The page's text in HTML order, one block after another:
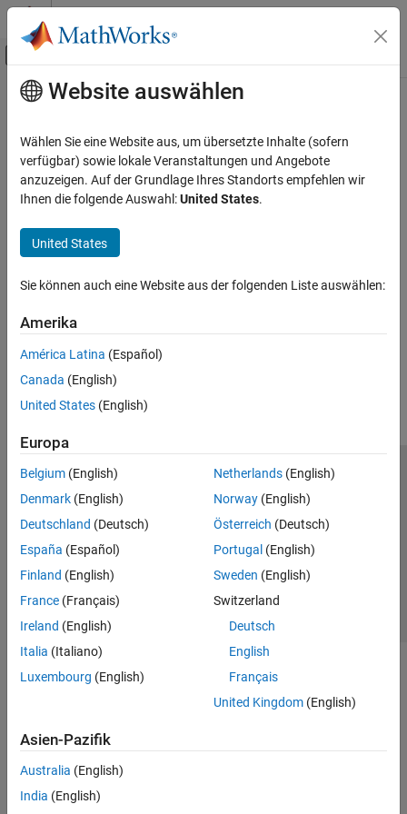
Weiter zum Inhalt
Umschaltung für Off-Canvas-
Startseite der Dokumentation
Hauptinhalt
How useful was this information?
Website auswählen
Wählen Sie eine Website aus, um übersetzte Inhalte (sofern
verfügbar) sowie lokale Veranstaltungen und Angebote
anzuzeigen. Auf der Grundlage Ihres Standorts empfehlen wir
Ihnen die folgende Auswahl:United States.
United States
Sie können auch eine Website aus der folgenden Liste auswählen:
Amerika
América Latina (Español)
Canada (English)
United States (English)
Europa
Belgium (English)
Denmark (English)
Deutschland (Deutsch)
España (Español)
Finland (English)
France (Français)
Ireland (English)
Italia (Italiano)
Luxembourg (English)
Netherlands(English)
Norway(English)
Österreich (Deutsch)
Portugal (English)
Sweden (English)
Switzerland
Deutsch
English
Français
United Kingdom(English)
Asien-Pazifik
Australia (English)
India (English)
Trust Center
Datenschutz-Richtlinien
Datendiebstahl verhindern
Status von Anwendungen
© 1994-2026 The MathWorks, Inc.
Website auswählen
Deutschland